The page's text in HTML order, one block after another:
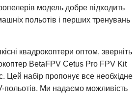
модель добре підходить
польотів і перших тренувань
квадрокоптери оптом, зверніть
BetaFPV Cetus Pro FPV Kit
Цей набір пропонує все необхідне
польотів. Ми надаємо можливість